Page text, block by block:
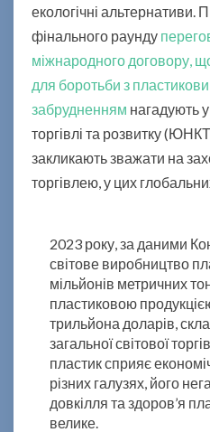
л
а
т
и
к
у
о
с
л
о
4
3
6
і
л
ь
екологічні альтернативи.
фінального раунду
міжнародного договору,
для боротьби з
забрудненням нагадують
торгівлі та розвитку
закликають зважати на
торгівлею, у цих
2023 року, за даними
світове виробництво
мільйонів метричних
пластиковою
трильйона доларів,
загальної світової
пластик сприяє
різних галузях, його
довкілля та здоров’я
велике.